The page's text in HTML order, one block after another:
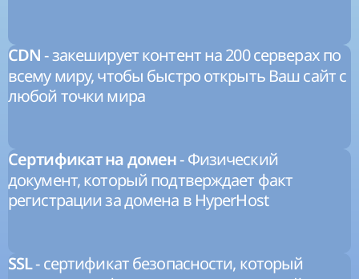
CDN - закеширует контент на 200 серверах по
всему миру, чтобы быстро открыть Ваш сайт с
любой точки мира
Сертификат на домен- Физический
документ, который подтверждает факт
регистрации за домена в HyperHost
SSL- сертификат безопасности, который